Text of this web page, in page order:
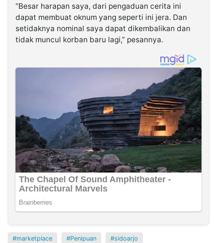
“Besar harapan saya, dari pengaduan cerita ini
dapat membuat oknum yang seperti ini jera. Dan
setidaknya nominal saya dapat dikembalikan dan
tidak muncul korban baru lagi,” pesannya.
marketplace Penipuan sidoarjo